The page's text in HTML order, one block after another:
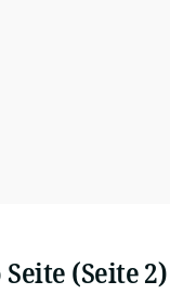
(Seite 2)